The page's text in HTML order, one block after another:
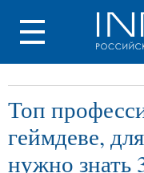
Топ
геймдеве,
нужно знать